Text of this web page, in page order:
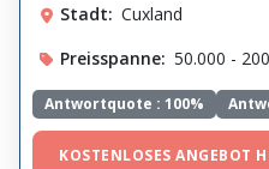
Stadt: Cuxland
Preisspanne: 50.000 -
Antwortquote :100%
KOSTENLOSES ANGEBOT